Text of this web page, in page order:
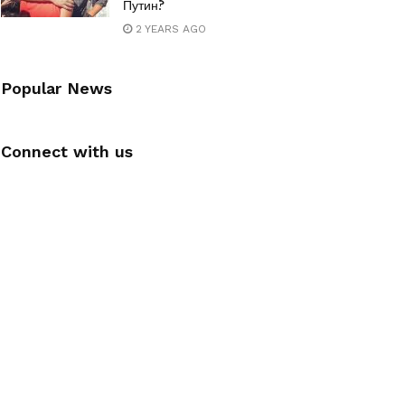
Путин?
2 YEARS AGO
Popular News
Connect with us